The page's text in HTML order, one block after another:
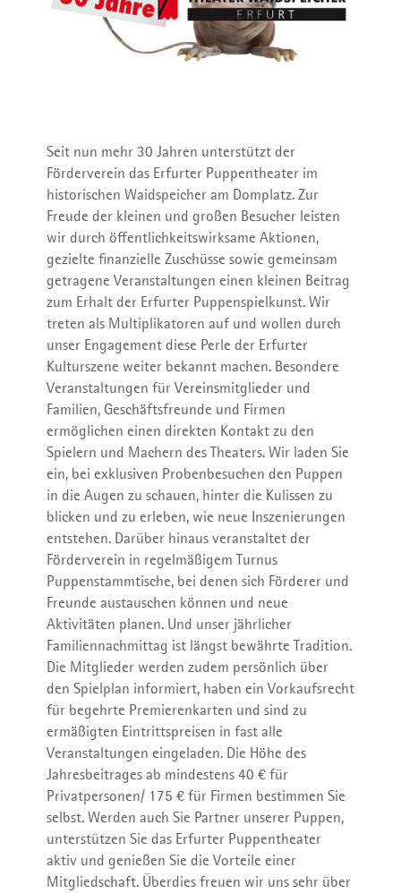
Seit nun mehr 30 Jahren unterstützt der
Förderverein das Erfurter Puppentheater im
historischen Waidspeicher am Domplatz. Zur
Freude der kleinen und großen Besucher leisten
wir durch öffentlichkeitswirksame Aktionen,
gezielte finanzielle Zuschüsse sowie gemeinsam
getragene Veranstaltungen einen kleinen Beitrag
zum Erhalt der Erfurter Puppenspielkunst. Wir
treten als Multiplikatoren auf und wollen durch
unser Engagement diese Perle der Erfurter
Kulturszene weiter bekannt machen. Besondere
Veranstaltungen für Vereinsmitglieder und
Familien, Geschäftsfreunde und Firmen
ermöglichen einen direkten Kontakt zu den
Spielern und Machern des Theaters. Wir laden Sie
ein, bei exklusiven Probenbesuchen den Puppen
in die Augen zu schauen, hinter die Kulissen zu
blicken und zu erleben, wie neue Inszenierungen
entstehen. Darüber hinaus veranstaltet der
Förderverein in regelmäßigem Turnus
Puppenstammtische, bei denen sich Förderer und
Freunde austauschen können und neue
Aktivitäten planen. Und unser jährlicher
Familiennachmittag ist längst bewährte Tradition.
Die Mitglieder werden zudem persönlich über
den Spielplan informiert, haben ein Vorkaufsrecht
für begehrte Premierenkarten und sind zu
ermäßigten Eintrittspreisen in fast alle
Veranstaltungen eingeladen. Die Höhe des
Jahresbeitrages ab mindestens 40 € für
Privatpersonen/ 175 € für Firmen bestimmen Sie
selbst. Werden auch Sie Partner unserer Puppen,
unterstützen Sie das Erfurter Puppentheater
aktiv und genießen Sie die Vorteile einer
Mitgliedschaft. Überdies freuen wir uns sehr über
Club Orange
Theaterpädagogische Angebote
Wir gastieren
Waidspeicher auf Vimeo
Programme Booklet 26 | 27
Das Ensemble Informationen für Kindergarten- und Schulgruppen
Theaterpädagogische Angebote
Presse
AGB